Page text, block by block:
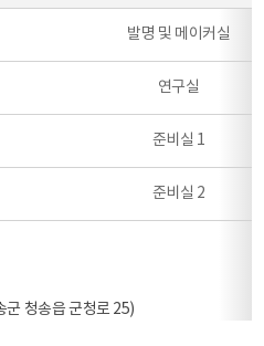
발명 및 메이커실
연구실
준비실 1
준비실 2
군 청송읍 군청로 25)